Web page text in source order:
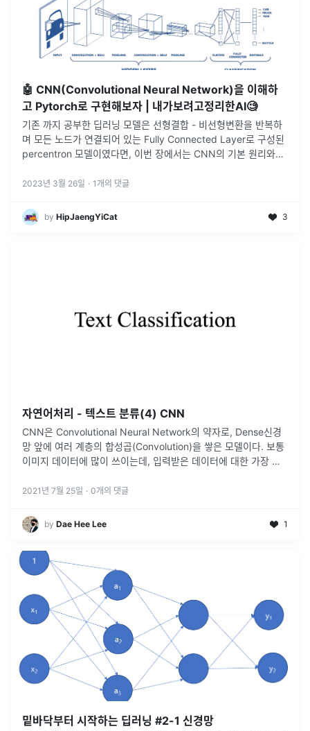
🤖 CNN(Convolutional Neural Network)을 이해하
고 Pytorch로 구현해보자 | 내가보려고정리한AI🧐
기존 까지 공부한 딥러닝 모델은 선형결합 - 비선형변환을 반복하
며 모든 노드가 연결되어 있는 Fully Connected Layer로 구성된
percentron 모델이였다면, 이번 장에서는 CNN의 기본 원리와
2023년 3월 26일 · 1 개의 댓글
by HipJaengYiCat 3
자연어처리 - 텍스트 분류(4) CNN
CNN은 Convolutional Neural Network의 약자로, Dense신경
망 앞에 여러 계층의 합성곱(Convolution)을 쌓은 모델이다. 보통
이미지 데이터에 많이 쓰이는데, 입력받은 데이터에 대한 가장 좋
2021년 7월 25일 · 0개의 댓글
by Dae Hee Lee 1
밑바닥부터 시작하는 딥러닝 #2-1 신경망